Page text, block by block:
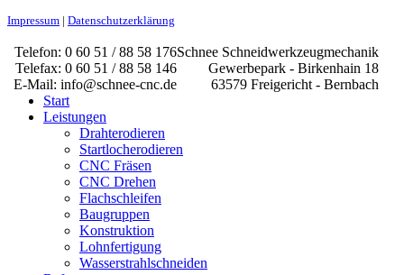
Impressum Datenschutzerklärung
Schnee Schneidwerkzeugmechanik
Gewerbepark - Birkenhain 18
63579 Freigericht - Bernbach
Telefon: 0 60 51 / 88 58 176
Telefax: 0 60 51 / 88 58 146
E-Mail: info@schnee-cnc.de
Start
Leistungen
Drahterodieren
Startlocherodieren
CNC Fräsen
CNC Drehen
Flachschleifen
Baugruppen
Konstruktion
Lohnfertigung
Wasserstrahlschneiden